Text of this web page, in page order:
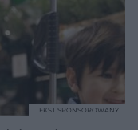
TEKST SPONSOROWANY